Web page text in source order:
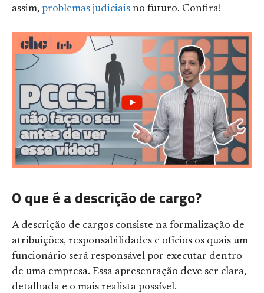
assim, problemas judiciais no futuro. Confira!
O que é a descrição de cargo?
A descrição de cargos consiste na formalização de
atribuições, responsabilidades e ofícios os quais um
funcionário será responsável por executar dentro
de uma empresa. Essa apresentação deve ser clara,
detalhada e o mais realista possível.